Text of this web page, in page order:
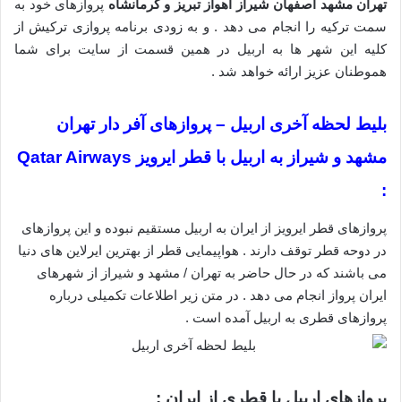
تهران مشهد اصفهان شیراز اهواز تبریز و کرمانشاه پروازهای خود به
سمت ترکیه را انجام می دهد . و به زودی برنامه پروازی ترکیش از
کلیه این شهر ها به اربیل در همین قسمت از سایت برای شما
هموطنان عزیز ارائه خواهد شد .
بلیط لحظه آخری اربیل – پروازهای آفر دار تهران
مشهد و شیراز به اربیل با قطر ایرویز Qatar Airways
:
پروازهای قطر ایرویز از ایران به اربیل مستقیم نبوده و این پروازهای
در دوحه قطر توقف دارند . هواپیمایی قطر از بهترین ایرلاین های دنیا
می باشند که در حال حاضر به تهران / مشهد و شیراز از شهرهای
ایران پرواز انجام می دهد . در متن زیر اطلاعات تکمیلی درباره
پروازهای قطری به اربیل آمده است .
پروازهای اربیل با قطری از ایران :